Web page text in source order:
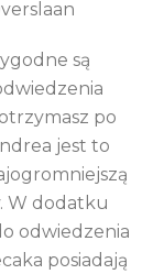
są
po
jest to
W dodatku
odwiedzenia
posiadają